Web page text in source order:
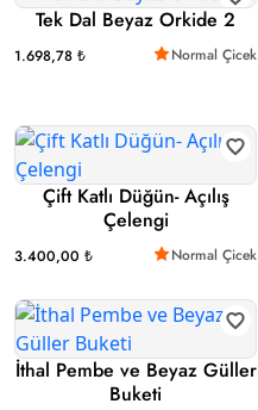
Tek Dal Beyaz Orkide 2
1.698,78 ₺ Normal Çicek
Çift Katlı Düğün- Açılış
Çelengi
3.400,00 ₺ Normal Çicek
İthal Pembe ve Beyaz Güller
Buketi